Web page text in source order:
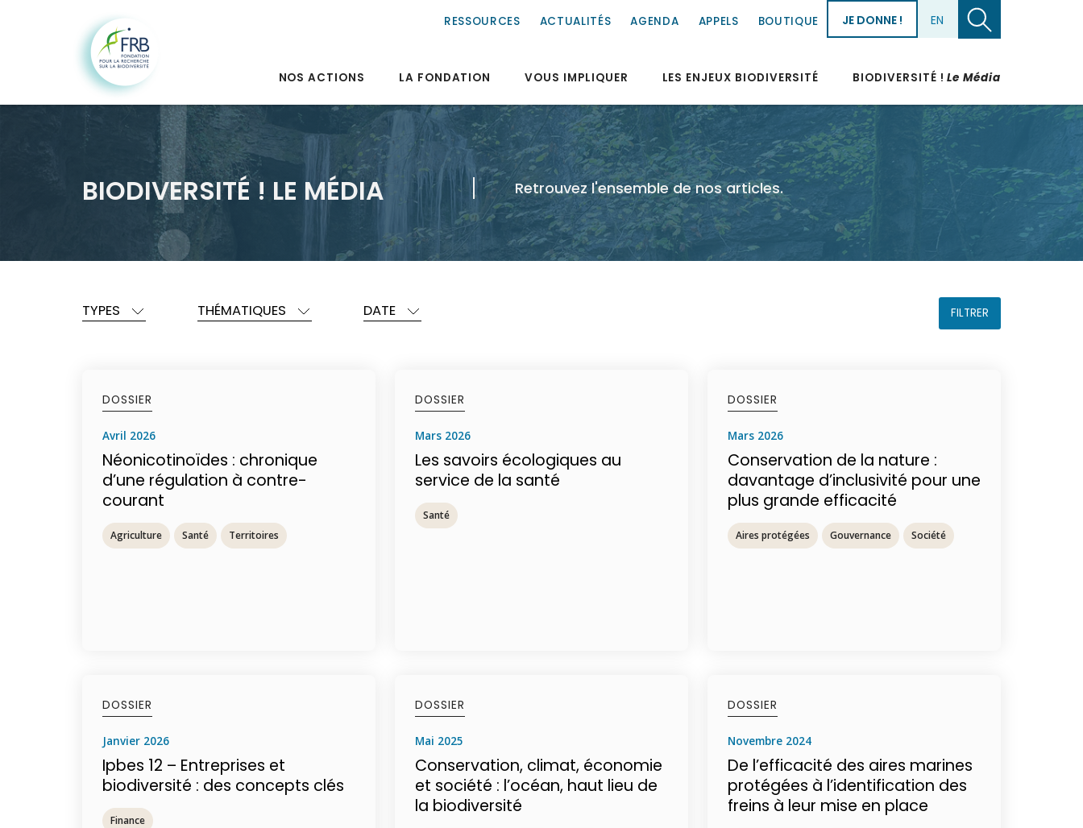
RESSOURCES ACTUALITÉS AGENDA APPELS BOUTIQUE JE DONNE ! EN
NOS ACTIONS LA FONDATION VOUS IMPLIQUER LES ENJEUX BIODIVERSITÉ BIODIVERSITÉ !Le Média
BIODIVERSITÉ ! LE MÉDIA Retrouvez l'ensemble de nos articles.
TYPES THÉMATIQUES DATE FILTRER
DOSSIER
avril 2026
Néonicotinoïdes : chronique
d’une régulation à contre-
courant
Agriculture Santé Territoires
DOSSIER
mars 2026
Les savoirs écologiques au
service de la santé
Santé
DOSSIER
mars 2026
Conservation de la nature :
davantage d’inclusivité pour une
plus grande efficacité
Aires protégées Gouvernance Société
DOSSIER
janvier 2026
Ipbes 12 – Entreprises et
biodiversité : des concepts clés
Finance
DOSSIER
mai 2025
Conservation, climat, économie
et société : l’océan, haut lieu de
la biodiversité
DOSSIER
novembre 2024
De l’efficacité des aires marines
protégées à l’identification des
freins à leur mise en place